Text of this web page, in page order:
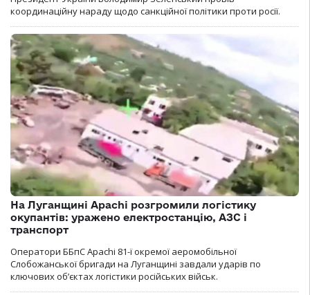
координаційну нараду щодо санкційної політики проти росії.
На Луганщині Apachi розгромили логістику
окупантів: уражено електростанцію, АЗС і
транспорт
Оператори ББпС Apachi 81-ї окремої аеромобільної
Слобожанської бригади на Луганщині завдали ударів по
ключових об’єктах логістики російських військ.